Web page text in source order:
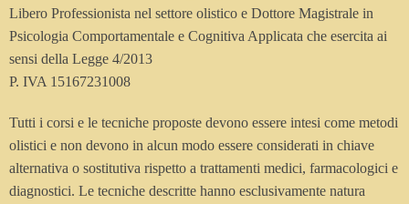
Libero Professionista nel settore olistico e Dottore Magistrale in
Psicologia Comportamentale e Cognitiva Applicata che esercita ai
sensi della Legge 4/2013
P. IVA 15167231008
Tutti i corsi e le tecniche proposte devono essere intesi come metodi
olistici e non devono in alcun modo essere considerati in chiave
alternativa o sostitutiva rispetto a trattamenti medici, farmacologici e
diagnostici. Le tecniche descritte hanno esclusivamente natura